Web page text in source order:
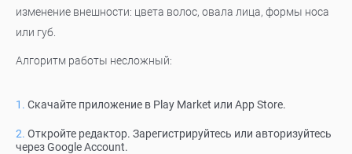
изменение внешности: цвета волос, овала лица, формы носа
или губ.
Алгоритм работы несложный:
Скачайте приложение в Play Market или App Store.
Откройте редактор. Зарегистрируйтесь или авторизуйтесь
через Google Account.